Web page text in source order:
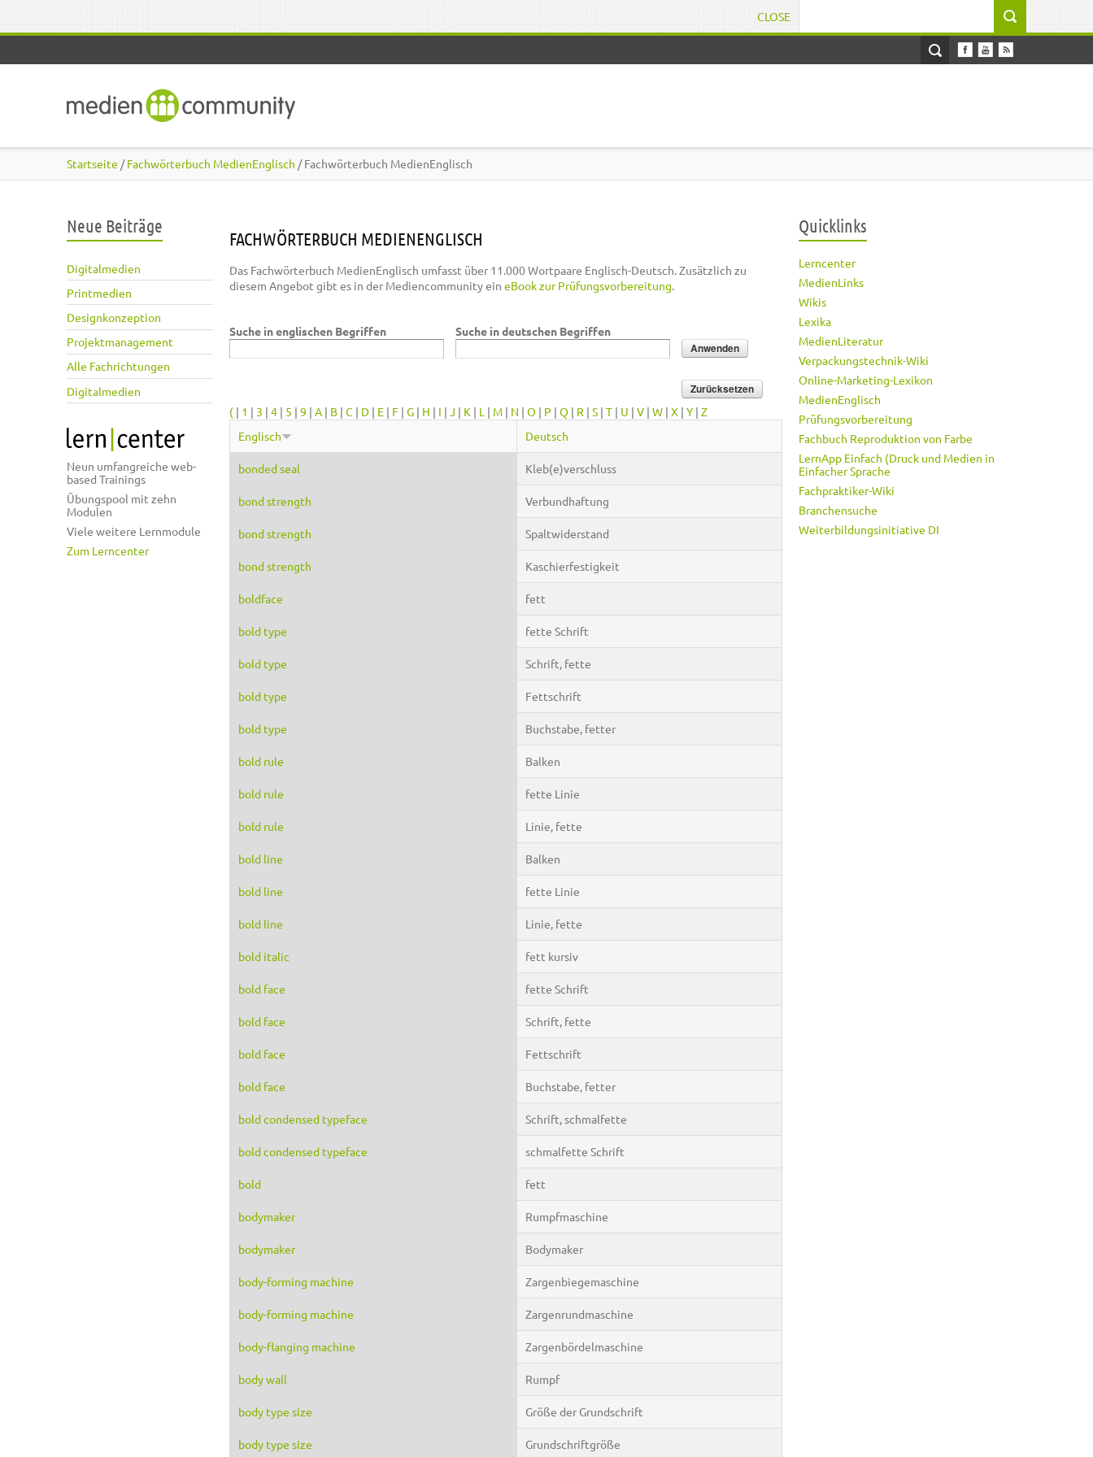
CLOSE
Startseite /Fachwörterbuch MedienEnglisch / Fachwörterbuch MedienEnglisch
Neue Beiträge
Digitalmedien
Printmedien
Designkonzeption
Projektmanagement
Alle Fachrichtungen
Digitalmedien
Neun umfangreiche web-
based Trainings
Übungspool mit zehn
Modulen
Viele weitere Lernmodule
Zum Lerncenter
FACHWÖRTERBUCH MEDIENENGLISCH
Das Fachwörterbuch MedienEnglisch umfasst über 11.000 Wortpaare Englisch-Deutsch. Zusätzlich zu
diesem Angebot gibt es in der Mediencommunity ein eBook zur Prüfungsvorbereitung.
Suche in englischen Begriffen Suche in deutschen Begriffen
( | 1 | 3 | 4 | 5 | 9 | A | B | C | D | E | F | G | H | I | J | K | L | M | N | O | P | Q | R | S | T | U | V | W | X | Y | Z
Englisch
Deutsch
bonded seal Kleb(e)verschluss
bond strength Verbundhaftung
bond strength Spaltwiderstand
bond strength Kaschierfestigkeit
boldface fett
bold type fette Schrift
bold type Schrift, fette
bold type Fettschrift
bold type Buchstabe, fetter
bold rule Balken
bold rule fette Linie
bold rule Linie, fette
bold line Balken
bold line fette Linie
bold line Linie, fette
bold italic fett kursiv
bold face fette Schrift
bold face Schrift, fette
bold face Fettschrift
bold face Buchstabe, fetter
bold condensed typeface Schrift, schmalfette
bold condensed typeface schmalfette Schrift
bold fett
bodymaker Rumpfmaschine
bodymaker Bodymaker
body-forming machine Zargenbiegemaschine
body-forming machine Zargenrundmaschine
body-flanging machine Zargenbördelmaschine
body wall Rumpf
body type size Größe der Grundschrift
body type size Grundschriftgröße
Quicklinks
Lerncenter
MedienLinks
Wikis
Lexika
MedienLiteratur
Verpackungstechnik-Wiki
Online-Marketing-Lexikon
MedienEnglisch
Prüfungsvorbereitung
Fachbuch Reproduktion von Farbe
LernApp Einfach (Druck und Medien in
Einfacher Sprache
Fachpraktiker-Wiki
Branchensuche
Weiterbildungsinitiative DI